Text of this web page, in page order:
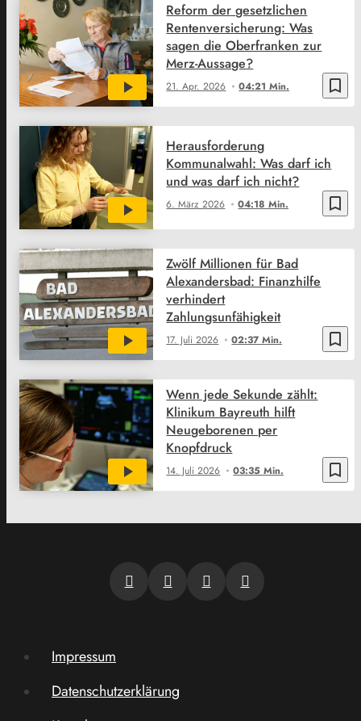
bookmark_border
21. Apr. 2026 04:21 Min.
Reform der gesetzlichen
Rentenversicherung: Was
sagen die Oberfranken zur
Merz-Aussage?
bookmark_border
6. März 2026 04:18 Min.
Herausforderung
Kommunalwahl: Was darf ich
und was darf ich nicht?
bookmark_border
17. Juli 2026 02:37 Min.
Zwölf Millionen für Bad
Alexandersbad: Finanzhilfe
verhindert
Zahlungsunfähigkeit
bookmark_border
14. Juli 2026 03:35 Min.
Wenn jede Sekunde zählt:
Klinikum Bayreuth hilft
Neugeborenen per
Knopfdruck
Impressum
Datenschutzerklärung